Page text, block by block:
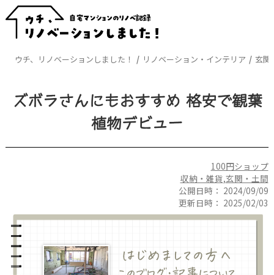
ウチ、リノベーションしました！ リノベーション・インテリア 玄関
ズボラさんにもおすすめ 格安で観葉
植物デビュー
100円ショップ
収納・雑貨,玄関・土間
公開日時： 2024/09/09
更新日時： 2025/02/03